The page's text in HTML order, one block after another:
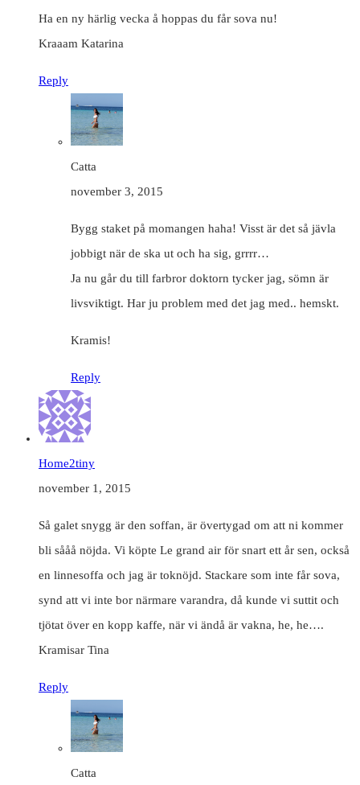
Ha en ny härlig vecka å hoppas du får sova nu!
Kraaam Katarina
Reply
Catta
november 3, 2015
Bygg staket på momangen haha! Visst är det så jävla
jobbigt när de ska ut och ha sig, grrrr…
Ja nu går du till farbror doktorn tycker jag, sömn är
livsviktigt. Har ju problem med det jag med.. hemskt.
Kramis!
Reply
Home2tiny
november 1, 2015
Så galet snygg är den soffan, är övertygad om att ni kommer
bli sååå nöjda. Vi köpte Le grand air för snart ett år sen, också
en linnesoffa och jag är toknöjd. Stackare som inte får sova,
synd att vi inte bor närmare varandra, då kunde vi suttit och
tjötat över en kopp kaffe, när vi ändå är vakna, he, he….
Kramisar Tina
Reply
Catta